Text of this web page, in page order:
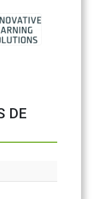
DE